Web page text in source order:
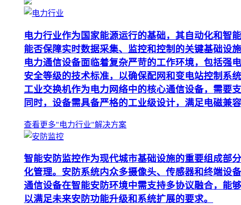
电力行业作为国家能源运行的基础，其自动化和智
能否保障实时数据采集、监控和控制的关键基础设施
电力通信设备面临着复杂严苛的工作环境，包括强
安全等级的技术标准，以确保配网和变电站控制系统
工业交换机作为电力网络中的核心通信设备，需要
同时，设备需具备严格的工业级设计，满足电磁兼
查看更多"电力行业"解决方案
智能安防监控作为现代城市基础设施的重要组成部
化管理。安防系统内众多摄像头、传感器和终端设
通信设备在智能安防环境中需支持多协议融合，能
以满足未来安防功能升级和系统扩展的要求。